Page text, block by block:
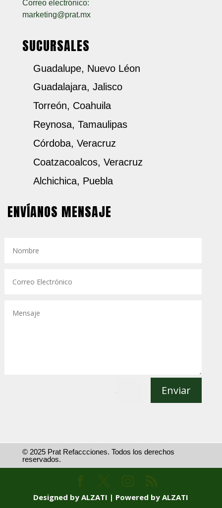
Correo electrónico:
marketing@prat.mx
SUCURSALES
Guadalupe, Nuevo Léon
Guadalajara, Jalisco
Torreón, Coahuila
Reynosa, Tamaulipas
Córdoba, Veracruz
Coatzacoalcos, Veracruz
Alchichica, Puebla
ENVÍANOS MENSAJE
Enviar
© 2025 Prat Refaccciones. Todos los derechos
reservados.
Designed by ALZATI | Powered by ALZATI